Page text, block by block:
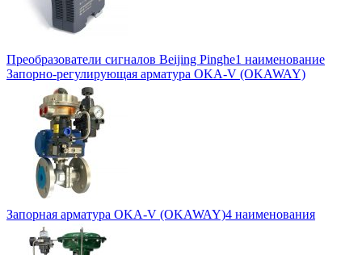
Преобразователи сигналов Beijing Pinghe1 наименование
Запорно-регулирующая арматура OKA-V (OKAWAY)
Запорная арматура OKA-V (OKAWAY)4 наименования